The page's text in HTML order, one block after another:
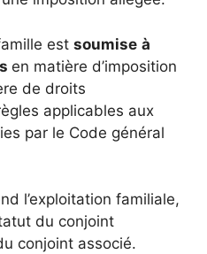
est soumise à
en matière d’imposition
de droits
applicables aux
par le Code général
l’exploitation familiale,
du conjoint
conjoint associé.